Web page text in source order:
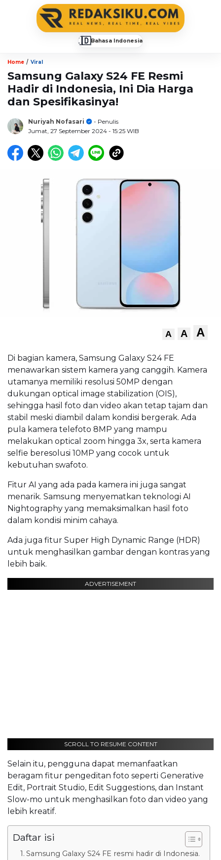
🇮🇩Bahasa Indonesia
Home / Viral
Samsung Galaxy S24 FE Resmi
Hadir di Indonesia, Ini Dia Harga
dan Spesifikasinya!
Nuriyah Nofasari
- Penulis
Jumat, 27 September 2024 - 15:25 WIB
A A A
Di bagian kamera, Samsung Galaxy S24 FE
menawarkan sistem kamera yang canggih. Kamera
utamanya memiliki resolusi 50MP dengan
dukungan optical image stabilization (OIS),
sehingga hasil foto dan video akan tetap tajam dan
stabil meski diambil dalam kondisi bergerak. Ada
pula kamera telefoto 8MP yang mampu
melakukan optical zoom hingga 3x, serta kamera
selfie beresolusi 10MP yang cocok untuk
kebutuhan swafoto.
Fitur AI yang ada pada kamera ini juga sangat
menarik. Samsung menyematkan teknologi AI
Nightography yang memaksimalkan hasil foto
dalam kondisi minim cahaya.
Ada juga fitur Super High Dynamic Range (HDR)
untuk menghasilkan gambar dengan kontras yang
lebih baik.
ADVERTISEMENT
SCROLL TO RESUME CONTENT
Selain itu, pengguna dapat memanfaatkan
beragam fitur pengeditan foto seperti Generative
Edit, Portrait Studio, Edit Suggestions, dan Instant
Slow-mo untuk menghasilkan foto dan video yang
lebih kreatif.
Daftar isi
Samsung Galaxy S24 FE resmi hadir di Indonesia.